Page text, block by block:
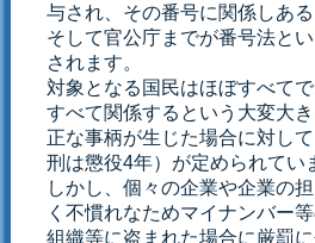
与され、その番号に関係しあ
そして官公庁までが番号法と
されます。
対象となる国民はほぼすべて
すべて関係するという大変大
正な事柄が生じた場合に対し
刑は懲役4年）が定められてい
しかし、個々の企業や企業の
く不慣れなためマイナンバー
組織等に盗まれた場合に厳罰